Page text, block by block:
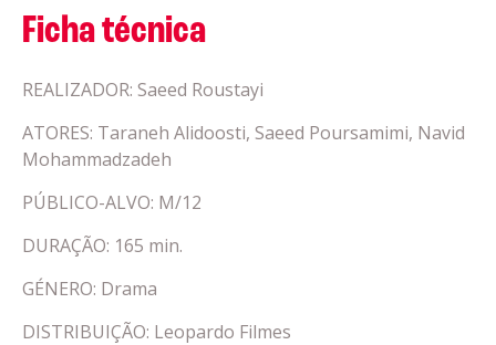
Ficha técnica
REALIZADOR: Saeed Roustayi
ATORES: Taraneh Alidoosti, Saeed Poursamimi, Navid
Mohammadzadeh
PÚBLICO-ALVO: M/12
DURAÇÃO: 165 min.
GÉNERO: Drama
DISTRIBUIÇÃO: Leopardo Filmes